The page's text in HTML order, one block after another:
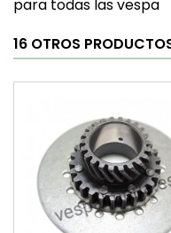
para todas las vespa
16 OTROS